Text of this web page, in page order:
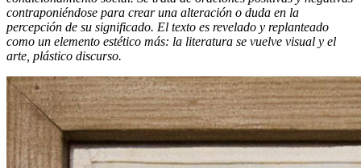
contraponiéndose para crear una alteración o duda en la
percepción de su significado. El texto es revelado y replanteado
como un elemento estético más: la literatura se vuelve visual y el
arte, plástico discurso.